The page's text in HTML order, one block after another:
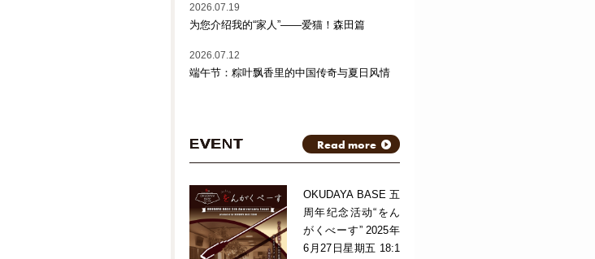
2026.07.19
为您介绍我的“家人”——爱猫！森田篇
2026.07.12
端午节：粽叶飘香里的中国传奇与夏日风情
EVENT Read more
OKUDAYA BASE 五
周年纪念活动“をん
がくべーす” 2025年
6月27日星期五 18:1